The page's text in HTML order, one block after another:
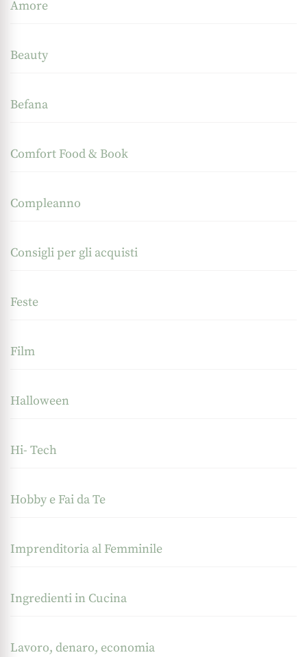
Amore
Beauty
Befana
Comfort Food & Book
Compleanno
Consigli per gli acquisti
Feste
Film
Halloween
Hi- Tech
Hobby e Fai da Te
Imprenditoria al Femminile
Ingredienti in Cucina
Lavoro, denaro, economia